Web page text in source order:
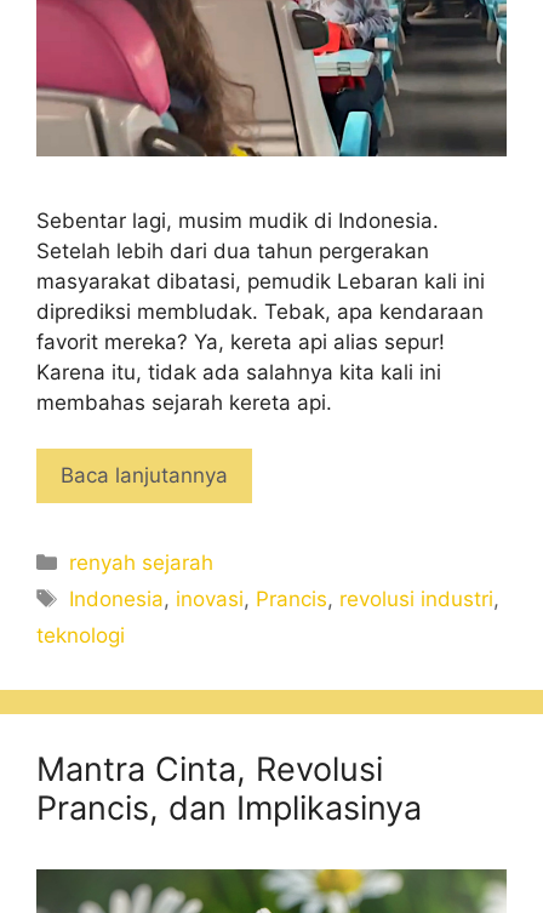
Sebentar lagi, musim mudik di Indonesia.
Setelah lebih dari dua tahun pergerakan
masyarakat dibatasi, pemudik Lebaran kali ini
diprediksi membludak. Tebak, apa kendaraan
favorit mereka? Ya, kereta api alias sepur!
Karena itu, tidak ada salahnya kita kali ini
membahas sejarah kereta api.
Baca lanjutannya
Categories
renyah sejarah
Tags
Indonesia, inovasi, Prancis, revolusi industri,
teknologi
Mantra Cinta, Revolusi
Prancis, dan Implikasinya